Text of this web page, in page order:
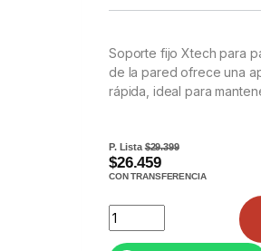
Soporte fijo Xtech para
de la pared ofrece una
rápida, ideal para
P. Lista$29.399
$26.459
CON TRANSFERENCIA